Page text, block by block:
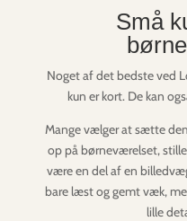
Små
Noget af det bedste ved
kun er kort. De kan
Mange vælger at sætte
op på børneværelset,
være en del af en
bare læst og gemt væk,
lille